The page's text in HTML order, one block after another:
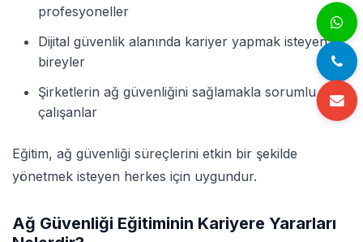
profesyoneller
Dijital güvenlik alanında kariyer yapmak isteyen
bireyler
Şirketlerin ağ güvenliğini sağlamakla sorumlu
çalışanlar
Eğitim, ağ güvenliği süreçlerini etkin bir şekilde
yönetmek isteyen herkes için uygundur.
Ağ Güvenliği Eğitiminin Kariyere Yararları